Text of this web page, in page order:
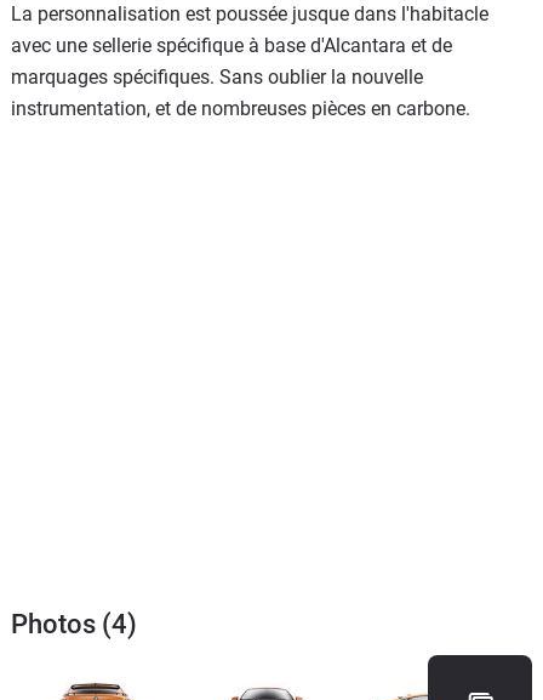
La personnalisation est poussée jusque dans l'habitacle
avec une sellerie spécifique à base d'Alcantara et de
marquages spécifiques. Sans oublier la nouvelle
instrumentation, et de nombreuses pièces en carbone.
Photos (4)